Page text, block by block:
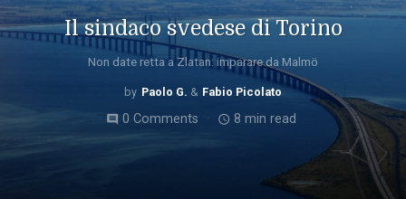
Il sindaco svedese di Torino
Non date retta a Zlatan: imparare da Malmö
Paolo G. Fabio Picolato
comment0 Comments access_time 8 min read